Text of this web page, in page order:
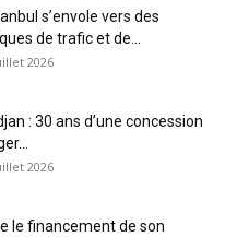
s’envole vers des
de trafic et de...
2026
: 30 ans d’une concession
2026
le financement de son